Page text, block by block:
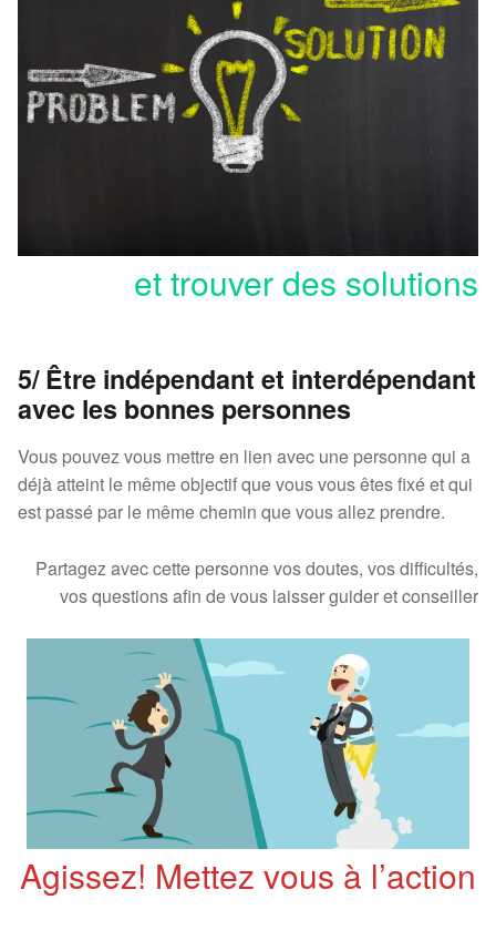
et trouver des solutions
5/ Être indépendant et interdépendant
avec les bonnes personnes
Vous pouvez vous mettre en lien avec une personne qui a
déjà atteint le même objectif que vous vous êtes fixé et qui
est passé par le même chemin que vous allez prendre.
Partagez avec cette personne vos doutes, vos difficultés,
vos questions afin de vous laisser guider et conseiller
Agissez! Mettez vous à l’action